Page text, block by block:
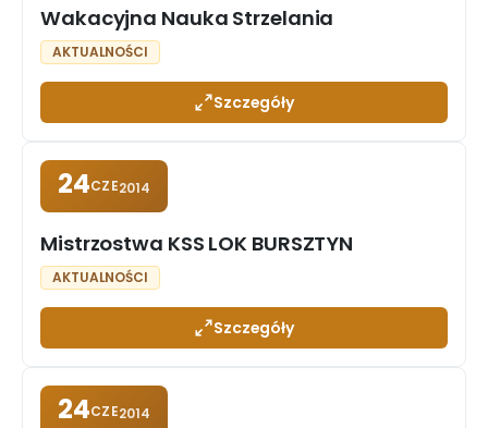
Wakacyjna Nauka Strzelania
AKTUALNOŚCI
Szczegóły
24CZE2014
Mistrzostwa KSS LOK BURSZTYN
AKTUALNOŚCI
Szczegóły
24CZE2014